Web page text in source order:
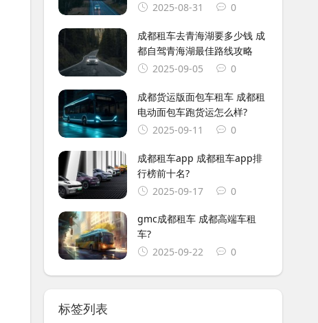
2025-08-31
0
成都租车去青海湖要多少钱 成
都自驾青海湖最佳路线攻略
2025-09-05
0
成都货运版面包车租车 成都租
电动面包车跑货运怎么样?
2025-09-11
0
成都租车app 成都租车app排
行榜前十名?
2025-09-17
0
gmc成都租车 成都高端车租
车?
2025-09-22
0
标签列表